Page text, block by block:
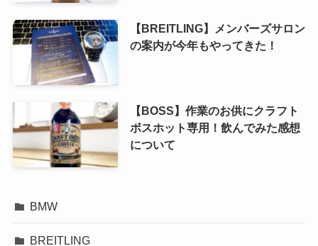
【BREITLING】メンバーズサロン
の案内が今年もやってきた！
【BOSS】作業のお供にクラフト
ボスホット専用！飲んでみた感想
について
BMW
BREITLING